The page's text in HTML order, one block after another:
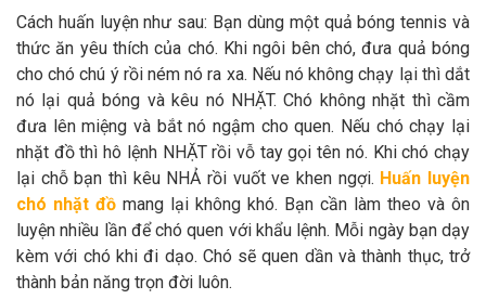
Cách huấn luyện như sau: Bạn dùng một quả bóng tennis và
thức ăn yêu thích của chó. Khi ngôi bên chó, đưa quả bóng
cho chó chú ý rồi ném nó ra xa. Nếu nó không chạy lại thì dắt
nó lại quả bóng và kêu nó NHẶT. Chó không nhặt thì cầm
đưa lên miệng và bắt nó ngậm cho quen. Nếu chó chạy lại
nhặt đồ thì hô lệnh NHẶT rồi vỗ tay gọi tên nó. Khi chó chạy
lại chỗ bạn thì kêu NHẢ rồi vuốt ve khen ngợi. Huấn luyện
chó nhặt đồ mang lại không khó. Bạn cần làm theo và ôn
luyện nhiều lần để chó quen với khẩu lệnh. Mỗi ngày bạn dạy
kèm với chó khi đi dạo. Chó sẽ quen dần và thành thục, trở
thành bản năng trọn đời luôn.